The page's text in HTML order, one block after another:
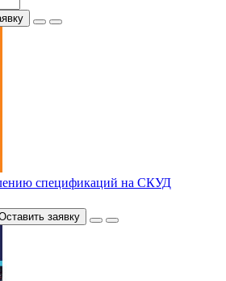
спецификаций на СКУД
заявку